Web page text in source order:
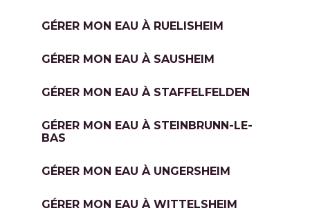
GÉRER MON EAU À RUELISHEIM
GÉRER MON EAU À SAUSHEIM
GÉRER MON EAU À STAFFELFELDEN
GÉRER MON EAU À STEINBRUNN-LE-
BAS
GÉRER MON EAU À UNGERSHEIM
GÉRER MON EAU À WITTELSHEIM